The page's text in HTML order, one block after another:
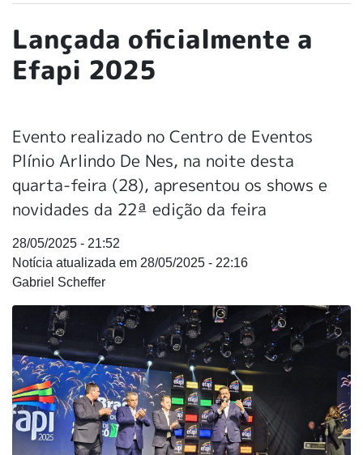
Lançada oficialmente a
Efapi 2025
Evento realizado no Centro de Eventos
Plínio Arlindo De Nes, na noite desta
quarta-feira (28), apresentou os shows e
novidades da 22ª edição da feira
28/05/2025 - 21:52
28/05/2025 - 22:16
Gabriel Scheffer